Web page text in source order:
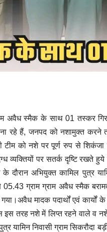
अवैध स्मैक के साथ 01 तस्कर
रहे हैं, जनपद को नशामुक्त
की टीम को नशे पर पूर्ण रुप से
व्यक्तियों पर सतर्क दृष्टि रखते
अभियुक्त कामिल पुत्र
ग्राम ग्राम अवैध स्मैक
मादक पदार्थों एवं कार्यों
तरह नशे में लिप्त रहने वाले व
निवासी ग्राम सिकरौदा